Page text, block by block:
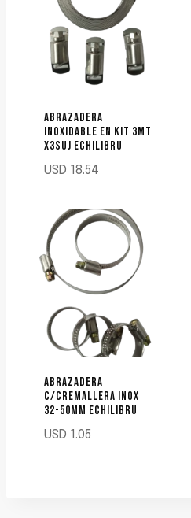
ABRAZADERA
INOXIDABLE EN KIT 3MT
X3SUJ ECHILIBRU
USD 18.54
ABRAZADERA
C/CREMALLERA INOX
32-50MM ECHILIBRU
USD 1.05